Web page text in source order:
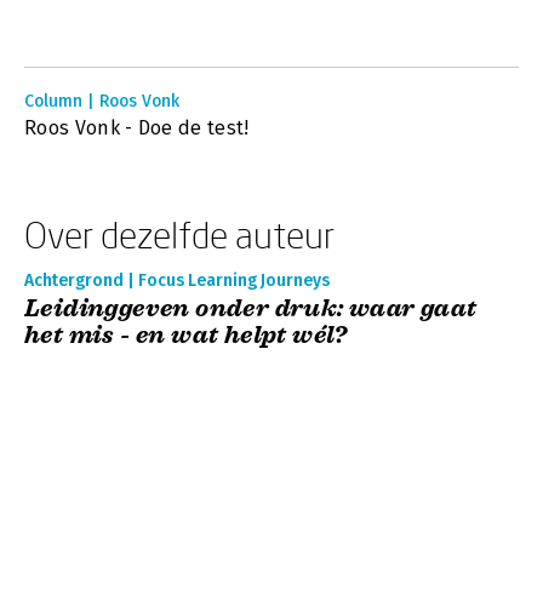
Column | Roos Vonk
Roos Vonk - Doe de test!
Over dezelfde auteur
Achtergrond | Focus Learning Journeys
Leidinggeven onder druk: waar gaat
het mis - en wat helpt wél?